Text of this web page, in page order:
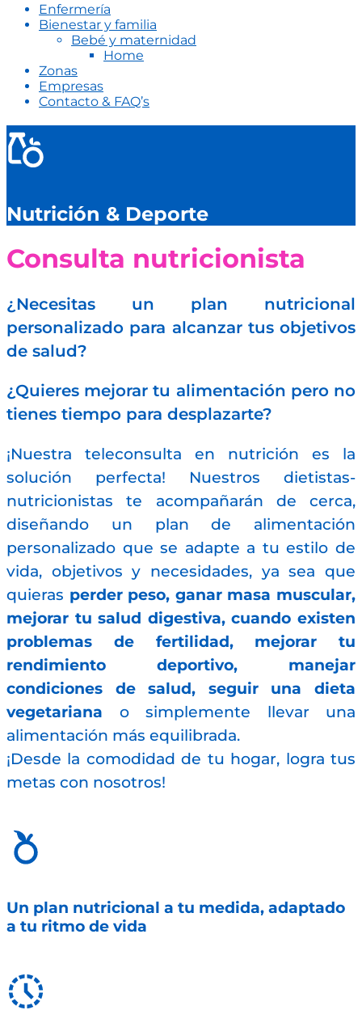
Enfermería
Bienestar y familia
Bebé y maternidad
Home
Zonas
Empresas
Contacto & FAQ’s
Nutrición & Deporte
Consulta nutricionista
¿Necesitas un plan nutricional
personalizado para alcanzar tus objetivos
de salud?
¿Quieres mejorar tu alimentación pero no
tienes tiempo para desplazarte?
¡Nuestra teleconsulta en nutrición es la
solución perfecta! Nuestros dietistas-
nutricionistas te acompañarán de cerca,
diseñando un plan de alimentación
personalizado que se adapte a tu estilo de
vida, objetivos y necesidades, ya sea que
quieras perder peso, ganar masa muscular,
mejorar tu salud digestiva, cuando existen
problemas de fertilidad, mejorar tu
rendimiento deportivo, manejar
condiciones de salud, seguir una dieta
vegetariana o simplemente llevar una
alimentación más equilibrada.
¡Desde la comodidad de tu hogar, logra tus
metas con nosotros!
Un plan nutricional a tu medida, adaptado
a tu ritmo de vida